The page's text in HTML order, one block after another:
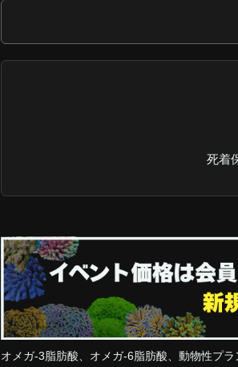
死着
オメガ-3脂肪酸、オメガ-6脂肪酸、動物性プ